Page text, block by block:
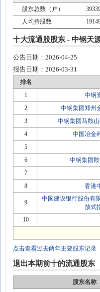
股东总数（户）
人均持股数
十大流通股股东 - 中钢天
公告日期： 2026-04-25
报告日期： 2026-03-31
排名
1
中钢
2
中钢集团郑州
3
中钢集团马鞍
4
中国冶金
5
6
中钢集团
7
8
香港
9
中国建设银行股份有
放式
10
点击查看过去两年主要股东记录
退出本期前十的流通股东
股东名称